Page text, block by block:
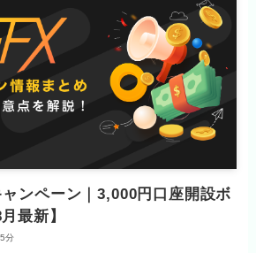
ンペーン｜3,000円口座開設ボ
最新】
分